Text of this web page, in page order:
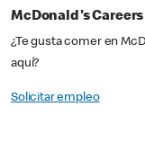
McDonald's
¿Te gusta comer en
aquí?
Solicitar empleo